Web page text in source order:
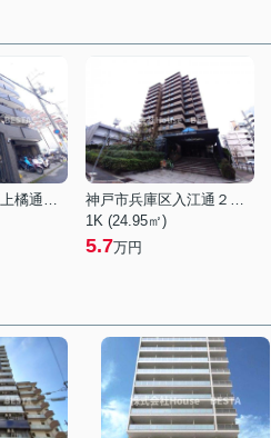
神戸市兵庫区西上橘通２丁目
神戸市兵庫区入江通２丁目
1K (24.95㎡)
5.7万円